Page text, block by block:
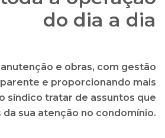
síndico tratar de assuntos que
da sua atenção no condomínio.
uma proposta